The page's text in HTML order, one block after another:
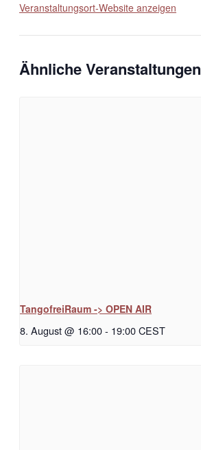
Veranstaltungsort-Website anzeigen
Ähnliche Veranstaltungen
TangofreiRaum -> OPEN AIR
8. August @ 16:00- 19:00CEST